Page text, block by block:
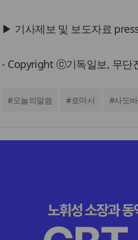
▶ 기사제보 및 보도자료
- Copyright ⓒ기독일보, 무단
#오늘의말씀 #로마서 #사도